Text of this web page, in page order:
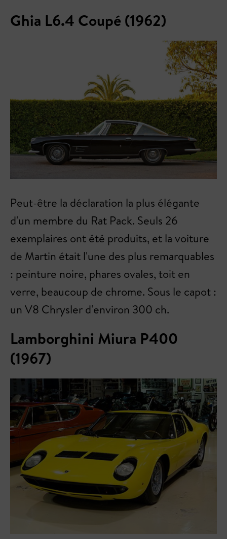
Ghia L6.4 Coupé (1962)
Peut-être la déclaration la plus élégante
d'un membre du Rat Pack. Seuls 26
exemplaires ont été produits, et la voiture
de Martin était l'une des plus remarquables
: peinture noire, phares ovales, toit en
verre, beaucoup de chrome. Sous le capot :
un V8 Chrysler d'environ 300 ch.
Lamborghini Miura P400
(1967)